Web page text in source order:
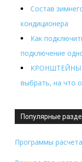
Состав
кондиционера
Как
подключение
КРОНШТЕЙНЫ
выбрать, на что
Популярные
Программы